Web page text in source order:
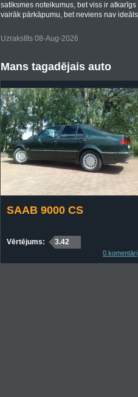
satiksmes noteikumus, bet viss ir
vairāk pārkāpumu, bet neviens nav
Uzrakstīts 08-Aug-2026
Mans tagadējais auto
SAAB 9000 CS
Vērtējums: 3.42
0 komentāri